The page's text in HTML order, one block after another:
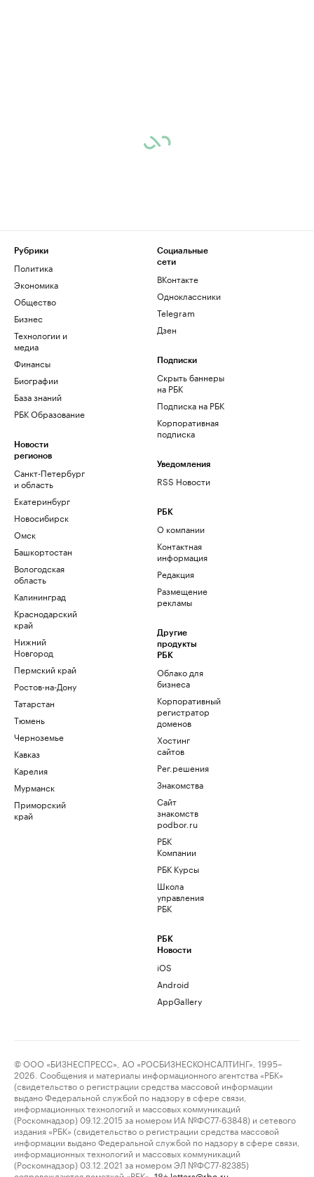
Рубрики
Политика
Экономика
Общество
Бизнес
Технологии и
медиа
Финансы
Биографии
База знаний
РБК Образование
Новости
регионов
Санкт-Петербург
и область
Екатеринбург
Новосибирск
Омск
Башкортостан
Вологодская
область
Калининград
Краснодарский
край
Нижний
Новгород
Пермский край
Ростов-на-Дону
Татарстан
Тюмень
Черноземье
Кавказ
Карелия
Мурманск
Приморский
край
Социальные
сети
ВКонтакте
Одноклассники
Telegram
Дзен
Подписки
Скрыть баннеры
на РБК
Подписка на РБК
Корпоративная
подписка
Уведомления
RSS Новости
РБК
О компании
Контактная
информация
Редакция
Размещение
рекламы
Другие
продукты
РБК
Облако для
бизнеса
Корпоративный
регистратор
доменов
Хостинг
сайтов
Рег.решения
Знакомства
Сайт
знакомств
podbor.ru
РБК
Компании
РБК Курсы
Школа
управления
РБК
РБК
Новости
iOS
Android
AppGallery
© ООО «БИЗНЕСПРЕСС», АО «РОСБИЗНЕСКОНСАЛТИНГ», 1995–
2026. Сообщения и материалы информационного агентства «РБК»
(свидетельство о регистрации средства массовой информации
выдано Федеральной службой по надзору в сфере связи,
информационных технологий и массовых коммуникаций
(Роскомнадзор) 09.12.2015 за номером ИА №ФС77-63848) и сетевого
издания «РБК» (свидетельство о регистрации средства массовой
информации выдано Федеральной службой по надзору в сфере связи,
информационных технологий и массовых коммуникаций
(Роскомнадзор) 03.12.2021 за номером ЭЛ №ФС77-82385)